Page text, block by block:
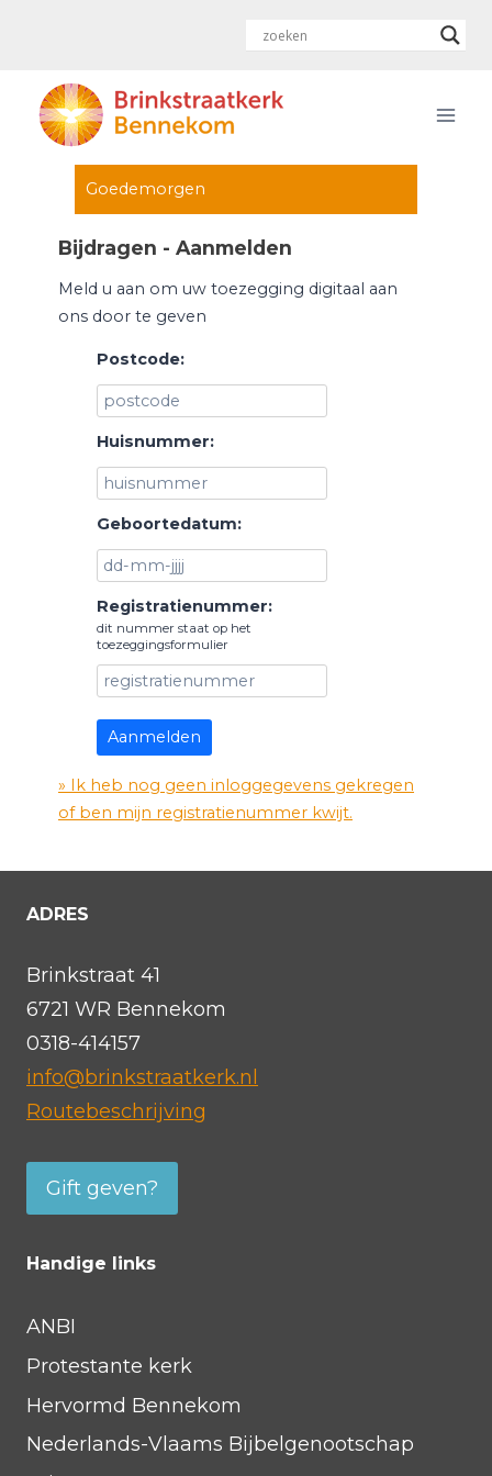
inhoud
Goedemorgen
Bijdragen - Aanmelden
Meld u aan om uw toezegging digitaal aan
ons door te geven
Postcode:
Huisnummer:
Geboortedatum:
Registratienummer:
dit nummer staat op het
toezeggingsformulier
» Ik heb nog geen inloggegevens gekregen
of ben mijn registratienummer kwijt.
ADRES
Brinkstraat 41
6721 WR Bennekom
0318-414157
info@brinkstraatkerk.nl
Routebeschrijving
Gift geven?
Handige links
ANBI
Protestante kerk
Hervormd Bennekom
Nederlands-Vlaams Bijbelgenootschap